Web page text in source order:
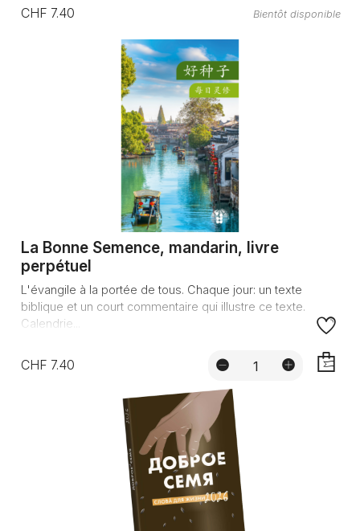
CHF 7.40 Bientôt disponible
La Bonne Semence, mandarin, livre
perpétuel
L'évangile à la portée de tous. Chaque jour: un texte
biblique et un court commentaire qui illustre ce texte.
Calendrie...
CHF 7.40